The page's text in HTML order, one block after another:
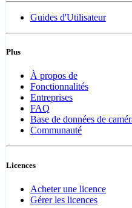
Guides d'Utilisateur
Plus
À propos de
Fonctionnalités
Entreprises
FAQ
Base de données de
Communauté
Licences
Acheter une licence
Gérer les licences